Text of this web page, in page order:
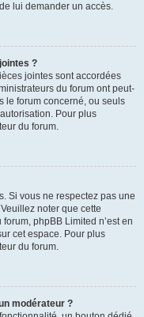
lui demander un accès.
?
jointes sont accordées
du forum ont peut-
le forum concerné, ou seuls
Pour plus
du forum.
Si vous ne respectez pas une
noter que cette
phpBB Limited n’est en
cet espace. Pour plus
du forum.
modérateur ?